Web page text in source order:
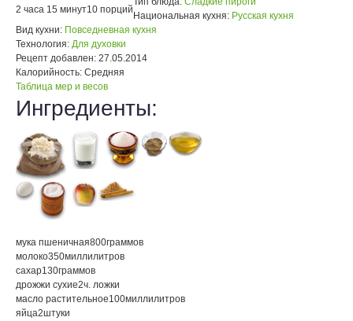
2 часа 15 минут10 порций
Национальная кухня: Русская кухня
Вид кухни: Повседневная кухня
Технология: Для духовки
Рецепт добавлен: 27.05.2014
Калорийность: Средняя
Таблица мер и весов
Ингредиенты:
мука пшеничная800граммов
молоко350миллилитров
сахар130граммов
дрожжи сухие2ч. ложки
масло растительное100миллилитров
яйца2штуки